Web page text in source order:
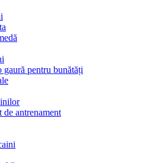
gaură pentru bunătăți
de antrenament